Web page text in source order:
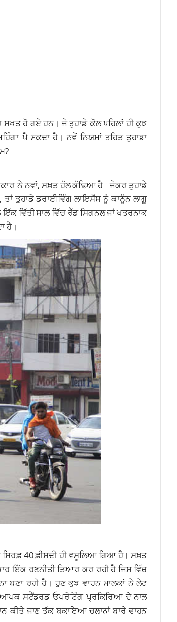
ਹੋ ਗਏ ਹਨ। ਜੇ ਤੁਹਾਡੇ ਕੋਲ ਪਹਿਲਾਂ ਹੀ ਕੁਝ
ਪੈ ਸਕਦਾ ਹੈ। ਨਵੇਂ ਨਿਯਮਾਂ ਤਹਿਤ ਤੁਹਾਡਾ
ਨੇ ਨਵਾਂ, ਸਖ਼ਤ ਹੱਲ ਕੱਢਿਆ ਹੈ। ਜੇਕਰ ਤੁਹਾਡੇ
ਤੁਹਾਡੇ ਡਰਾਈਵਿੰਗ ਲਾਇਸੈਂਸ ਨੂੰ ਕਾਨੂੰਨ ਲਾਗੂ
ਵਿੱਤੀ ਸਾਲ ਵਿੱਚ ਰੈੱਡ ਸਿਗਨਲ ਜਾਂ ਖਤਰਨਾਕ
ਹੈ।
40 ਫ਼ੀਸਦੀ ਹੀ ਵਸੂਲਿਆ ਗਿਆ ਹੈ। ਸਖ਼ਤ
ਇੱਕ ਰਣਨੀਤੀ ਤਿਆਰ ਕਰ ਰਹੀ ਹੈ ਜਿਸ ਵਿੱਚ
ਬਣਾ ਰਹੀ ਹੈ। ਹੁਣ ਕੁਝ ਵਾਹਨ ਮਾਲਕਾਂ ਨੇ ਲੇਟ
ਸਟੈਂਡਰਡ ਓਪਰੇਟਿੰਗ ਪ੍ਰਕਿਰਿਆ ਦੇ ਨਾਲ
ਕੀਤੇ ਜਾਣ ਤੱਕ ਬਕਾਇਆ ਚਲਾਨਾਂ ਬਾਰੇ ਵਾਹਨ